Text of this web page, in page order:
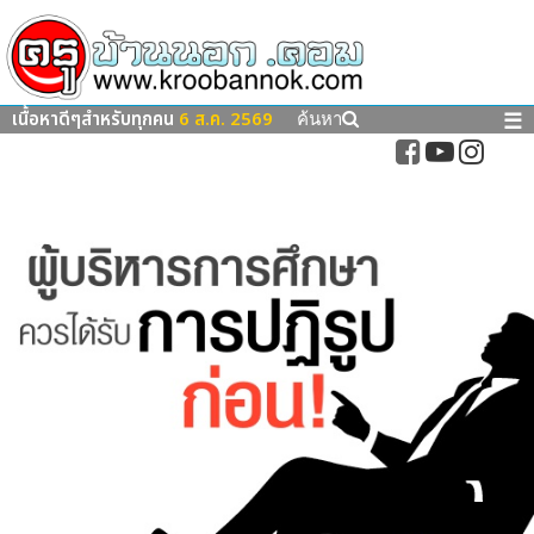
เนื้อหาดีๆสำหรับทุกคน 6 ส.ค. 2569 ค้นหา ☰